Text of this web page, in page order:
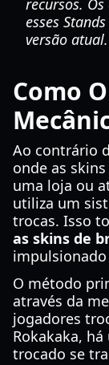
recursos.
esses
versão atual.
Como
Ao contrário
onde as
uma loja ou
utiliza um
trocas. Isso
as skins de
O método
através da
jogadores
Rokakaka, há
trocado se